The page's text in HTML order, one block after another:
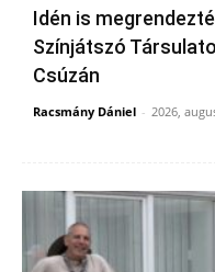
Idén is
Színjátszó
Csúzán
Racsmány Dániel - 2026,